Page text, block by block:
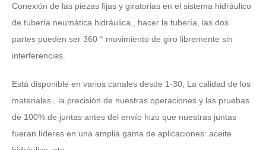
Conexión de las piezas fijas y giratorias en el sistema hidráulico
de tubería neumática hidráulica., hacer la tubería, las dos
partes pueden ser 360 ° movimiento de giro libremente sin
interferencias.
Está disponible en varios canales desde 1-30, La calidad de los
materiales., la precisión de nuestras operaciones y las pruebas
de 100% de juntas antes del envío hizo que nuestras juntas
fueran líderes en una amplia gama de aplicaciones: aceite